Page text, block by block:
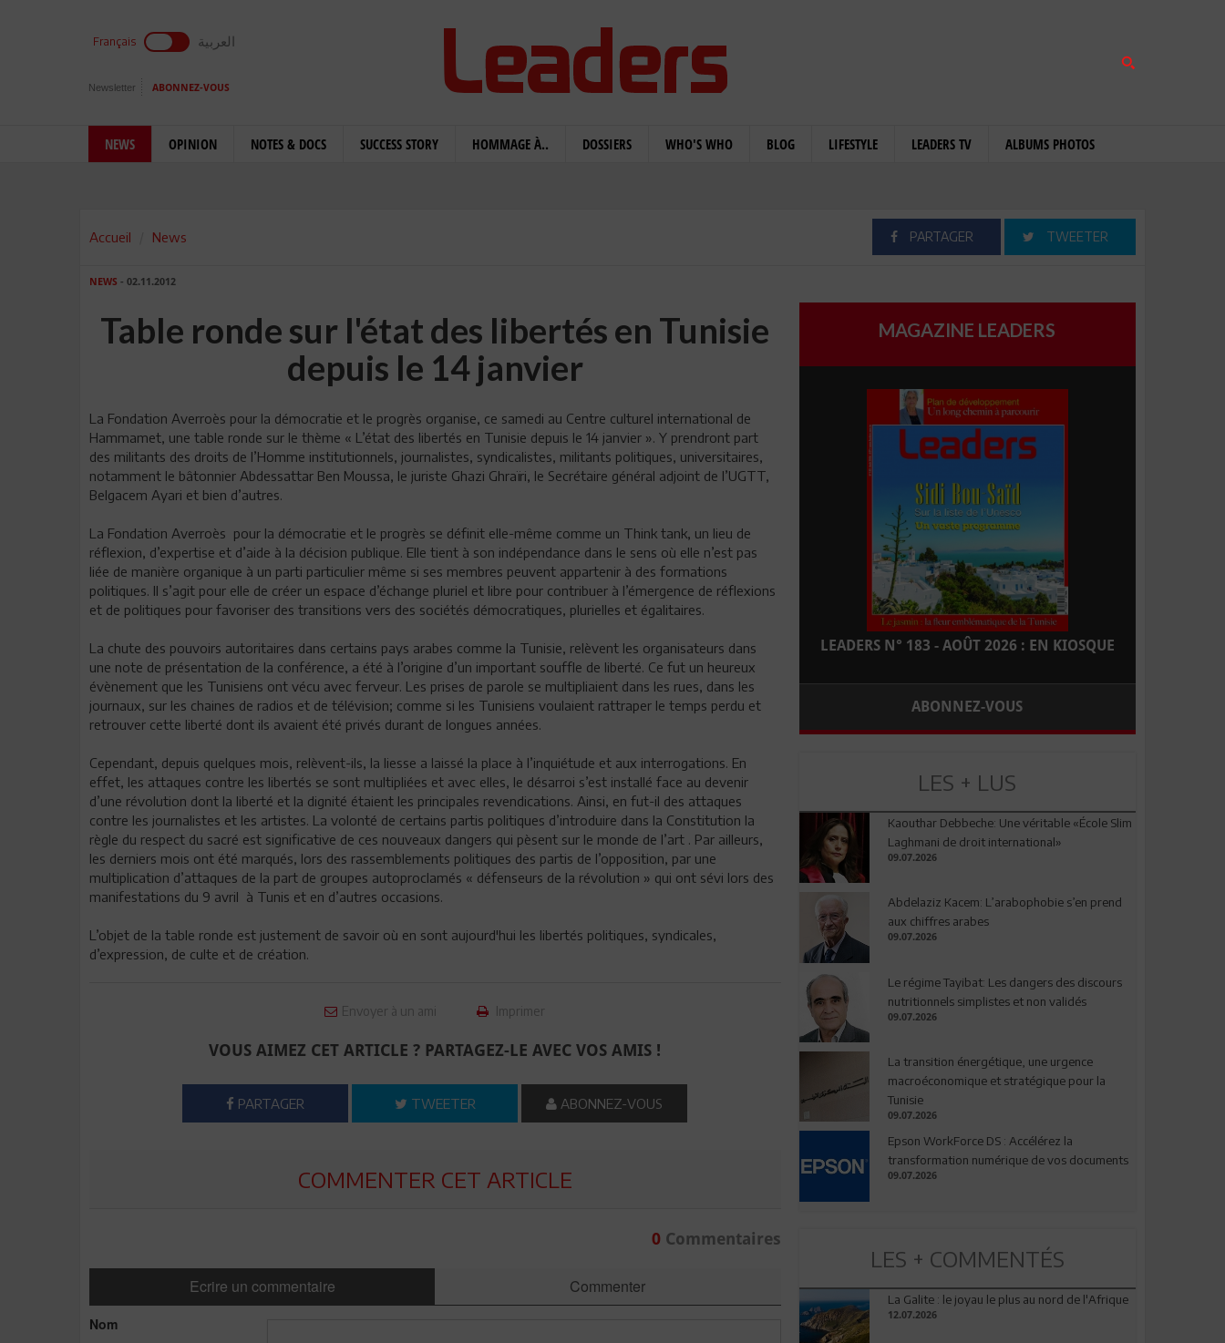
Français العربية
Newsletter ABONNEZ-VOUS
NEWS OPINION NOTES & DOCS SUCCESS STORY HOMMAGE À.. DOSSIERS WHO'S WHO BLOG LIFESTYLE LEADERS TV ALBUMS PHOTOS
Accueil News PARTAGER TWEETER
NEWS - 02.11.2012
Table ronde sur l'état des libertés en Tunisie
depuis le 14 janvier
La Fondation Averroès pour la démocratie et le progrès organise, ce samedi au Centre culturel international de
Hammamet, une table ronde sur le thème « L’état des libertés en Tunisie depuis le 14 janvier ». Y prendront part
des militants des droits de l’Homme institutionnels, journalistes, syndicalistes, militants politiques, universitaires,
notamment le bâtonnier Abdessattar Ben Moussa, le juriste Ghazi Ghraïri, le Secrétaire général adjoint de l’UGTT,
Belgacem Ayari et bien d’autres.
La Fondation Averroès pour la démocratie et le progrès se définit elle-même comme un Think tank, un lieu de
réflexion, d’expertise et d’aide à la décision publique. Elle tient à son indépendance dans le sens où elle n’est pas
liée de manière organique à un parti particulier même si ses membres peuvent appartenir à des formations
politiques. Il s’agit pour elle de créer un espace d’échange pluriel et libre pour contribuer à l’émergence de réflexions
et de politiques pour favoriser des transitions vers des sociétés démocratiques, plurielles et égalitaires.
La chute des pouvoirs autoritaires dans certains pays arabes comme la Tunisie, relèvent les organisateurs dans
une note de présentation de la conférence, a été à l’origine d’un important souffle de liberté. Ce fut un heureux
évènement que les Tunisiens ont vécu avec ferveur. Les prises de parole se multipliaient dans les rues, dans les
journaux, sur les chaines de radios et de télévision; comme si les Tunisiens voulaient rattraper le temps perdu et
retrouver cette liberté dont ils avaient été privés durant de longues années.
Cependant, depuis quelques mois, relèvent-ils, la liesse a laissé la place à l’inquiétude et aux interrogations. En
effet, les attaques contre les libertés se sont multipliées et avec elles, le désarroi s’est installé face au devenir
d’une révolution dont la liberté et la dignité étaient les principales revendications. Ainsi, en fut-il des attaques
contre les journalistes et les artistes. La volonté de certains partis politiques d’introduire dans la Constitution la
règle du respect du sacré est significative de ces nouveaux dangers qui pèsent sur le monde de l’art . Par ailleurs,
les derniers mois ont été marqués, lors des rassemblements politiques des partis de l’opposition, par une
multiplication d’attaques de la part de groupes autoproclamés « défenseurs de la révolution » qui ont sévi lors des
manifestations du 9 avril à Tunis et en d’autres occasions.
L’objet de la table ronde est justement de savoir où en sont aujourd'hui les libertés politiques, syndicales,
d’expression, de culte et de création.
Envoyer à un ami Imprimer
VOUS AIMEZ CET ARTICLE ? PARTAGEZ-LE AVEC VOS AMIS !
PARTAGER TWEETER ABONNEZ-VOUS
COMMENTER CET ARTICLE
0Commentaires
Ecrire un commentaire Commenter
Nom
MAGAZINE LEADERS
LEADERS N° 183 - AOÛT 2026 : EN KIOSQUE
ABONNEZ-VOUS
LES + LUS
Kaouthar Debbeche: Une véritable «École Slim
Laghmani de droit international»
09.07.2026
Abdelaziz Kacem: L’arabophobie s’en prend
aux chiffres arabes
09.07.2026
Le régime Tayibat: Les dangers des discours
nutritionnels simplistes et non validés
09.07.2026
La transition énergétique, une urgence
macroéconomique et stratégique pour la
Tunisie
09.07.2026
Epson WorkForce DS : Accélérez la
transformation numérique de vos documents
09.07.2026
LES + COMMENTÉS
La Galite : le joyau le plus au nord de l'Afrique
12.07.2026